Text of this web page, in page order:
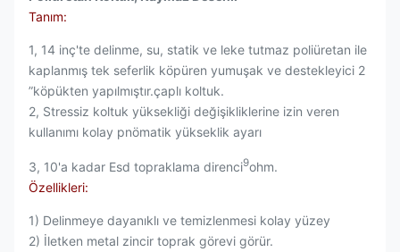
Tanım:
1, 14 inç'te delinme, su, statik ve leke tutmaz poliüretan ile
kaplanmış tek seferlik köpüren yumuşak ve destekleyici 2
”köpükten yapılmıştır.çaplı koltuk.
2, Stressiz koltuk yüksekliği değişikliklerine izin veren
kullanımı kolay pnömatik yükseklik ayarı
3, 10'a kadar Esd topraklama direnci9ohm.
Özellikleri:
1) Delinmeye dayanıklı ve temizlenmesi kolay yüzey
2) İletken metal zincir toprak görevi görür.